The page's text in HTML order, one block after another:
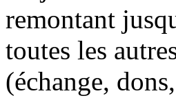
remontant
toutes les
(échange,